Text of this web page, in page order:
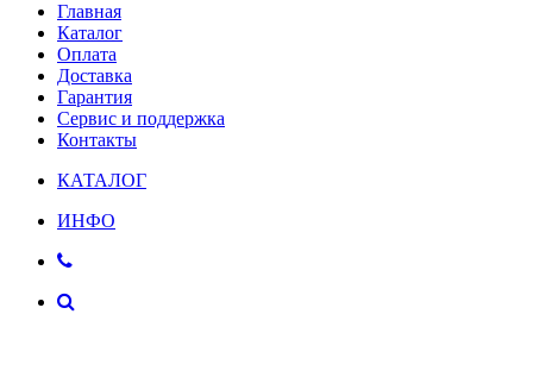
Главная
Каталог
Оплата
Доставка
Гарантия
Сервис и поддержка
Контакты
КАТАЛОГ
ИНФО